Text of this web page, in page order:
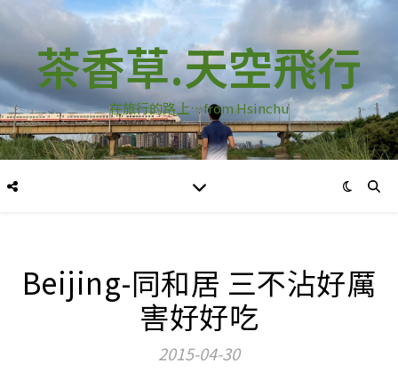
茶香草.天空飛行
在旅行的路上…from Hsinchu
Beijing-同和居 三不沾好厲
害好好吃
2015-04-30